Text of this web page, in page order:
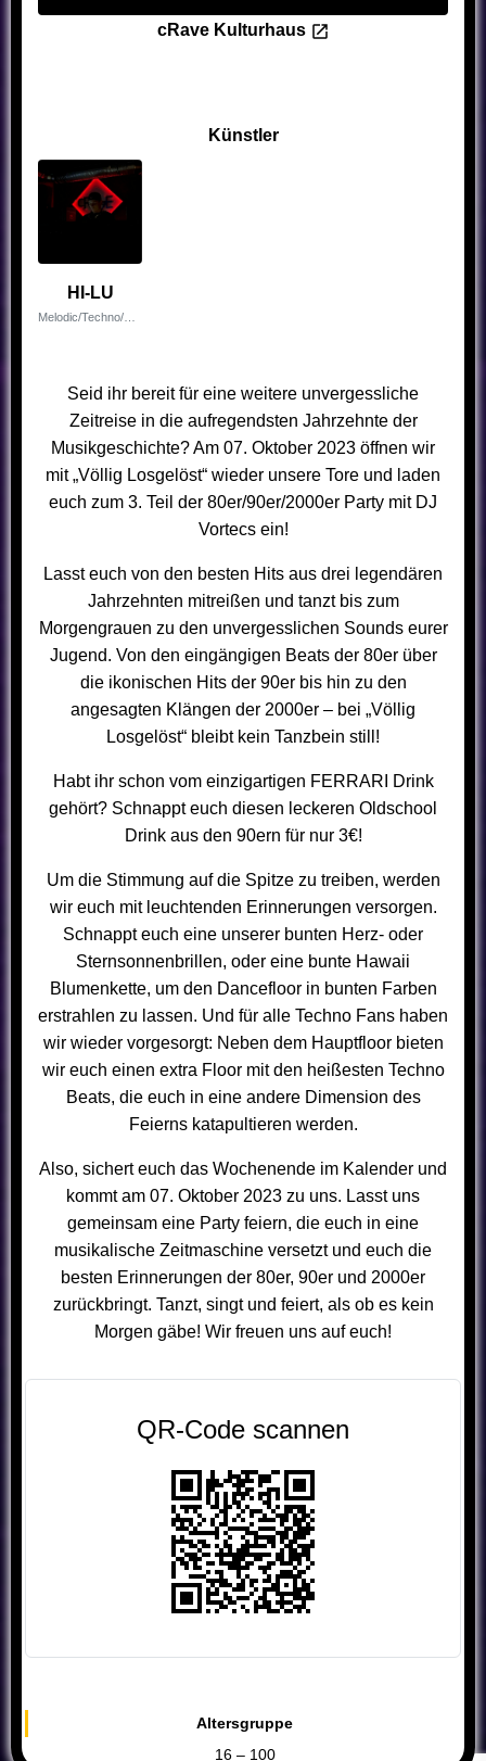
cRave Kulturhaus
Künstler
HI-LU
Seid ihr bereit für eine weitere unvergessliche
Zeitreise in die aufregendsten Jahrzehnte der
Musikgeschichte? Am 07. Oktober 2023 öffnen wir
mit „Völlig Losgelöst“ wieder unsere Tore und laden
euch zum 3. Teil der 80er/90er/2000er Party mit DJ
Vortecs ein!
Lasst euch von den besten Hits aus drei legendären
Jahrzehnten mitreißen und tanzt bis zum
Morgengrauen zu den unvergesslichen Sounds eurer
Jugend. Von den eingängigen Beats der 80er über
die ikonischen Hits der 90er bis hin zu den
angesagten Klängen der 2000er – bei „Völlig
Losgelöst“ bleibt kein Tanzbein still!
Habt ihr schon vom einzigartigen FERRARI Drink
gehört? Schnappt euch diesen leckeren Oldschool
Drink aus den 90ern für nur 3€!
Um die Stimmung auf die Spitze zu treiben, werden
wir euch mit leuchtenden Erinnerungen versorgen.
Schnappt euch eine unserer bunten Herz- oder
Sternsonnenbrillen, oder eine bunte Hawaii
Blumenkette, um den Dancefloor in bunten Farben
erstrahlen zu lassen. Und für alle Techno Fans haben
wir wieder vorgesorgt: Neben dem Hauptfloor bieten
wir euch einen extra Floor mit den heißesten Techno
Beats, die euch in eine andere Dimension des
Feierns katapultieren werden.
Also, sichert euch das Wochenende im Kalender und
kommt am 07. Oktober 2023 zu uns. Lasst uns
gemeinsam eine Party feiern, die euch in eine
musikalische Zeitmaschine versetzt und euch die
besten Erinnerungen der 80er, 90er und 2000er
zurückbringt. Tanzt, singt und feiert, als ob es kein
Morgen gäbe! Wir freuen uns auf euch!
QR-Code scannen
Altersgruppe
16 – 100